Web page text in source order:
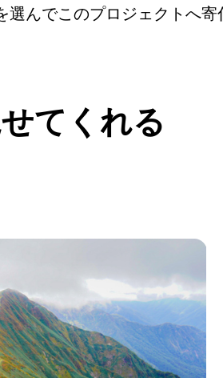
んでこのプロジェクトへ寄
てくれる